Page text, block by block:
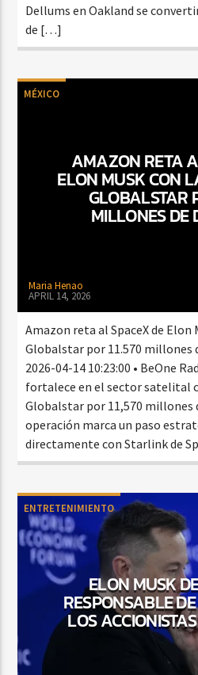
Dellums en Oakland se
de […]
MÉXICO
AMAZON RETA
ELON MUSK CON
GLOBALSTAR
MILLONES DE
Maria Henao
APRIL 14, 2026
Amazon reta al SpaceX de Elon
Globalstar por 11.570 millones
2026-04-14 10:23:00 • BeOne
fortalece en el sector satelital
Globalstar por 11,570 millones
operación marca un paso
directamente con Starlink de
ENTRETENIMIENTO
ELON MUSK
RESPONSABLE
LOS